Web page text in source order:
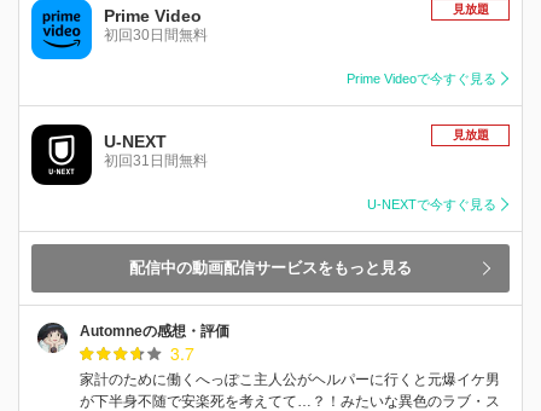
Prime Video
初回30日間無料
見放題
Prime Videoで今すぐ見る
U-NEXT
初回31日間無料
見放題
U-NEXTで今すぐ見る
配信中の動画配信サービスをもっと見る
Automneの感想・評価
3.7
家計のために働くへっぽこ主人公がヘルパーに行くと元爆イケ男
が下半身不随で安楽死を考えてて…？！みたいな異色のラブ・ス